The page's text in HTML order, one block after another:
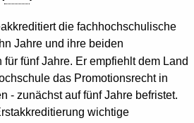
die fachhochschulische
Jahre und ihre beiden
fünf Jahre. Er empfiehlt dem Land
das Promotionsrecht in
- zunächst auf fünf Jahre befristet.
wichtige